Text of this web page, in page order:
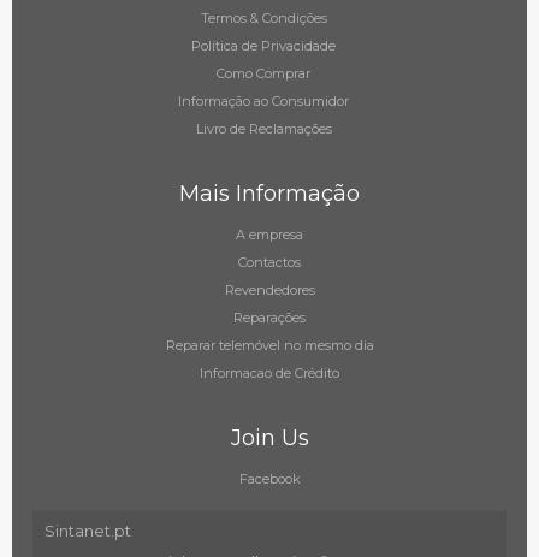
Termos & Condições
Política de Privacidade
Como Comprar
Informação ao Consumidor
Livro de Reclamações
Mais Informação
A empresa
Contactos
Revendedores
Reparações
Reparar telemóvel no mesmo dia
Informacao de Crédito
Join Us
Facebook
Sintanet.pt